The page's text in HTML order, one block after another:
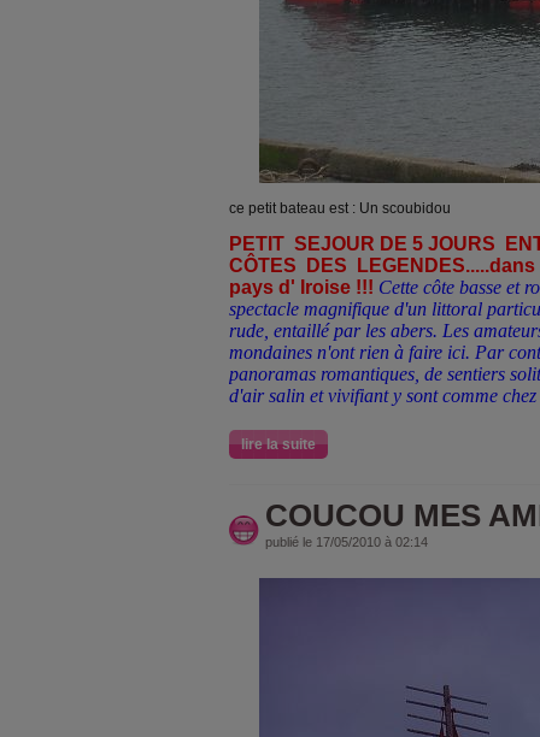
ce petit bateau est : Un scoubidou
PETIT SEJOUR DE 5 JOURS
CÔTES DES
pays d' Iroise !!! Cette côte basse et
spectacle magnifique d'un littoral
rude, entaillé par les abers. Les
mondaines n'ont rien à faire ici. Par
panoramas romantiques, de sentiers
d'air salin et vivifiant y sont comme
lire la suite
COUCOU MES
publié le 17/05/2010 à 02:14